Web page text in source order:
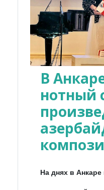
В
нотный
На днях в